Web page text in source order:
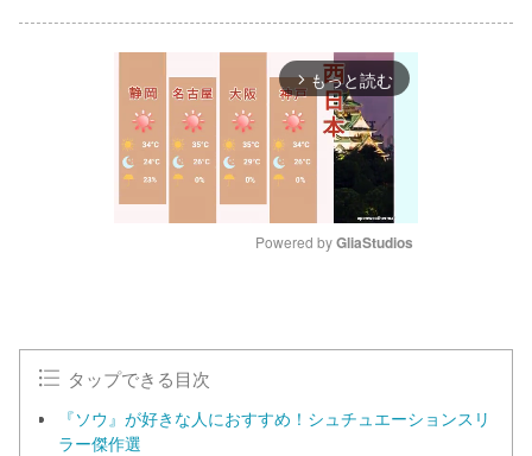
arrow_forward_ios もっと読む
Powered by GliaStudios
タップできる目次
『ソウ』が好きな人におすすめ！シュチュエーションスリ
ラー傑作選